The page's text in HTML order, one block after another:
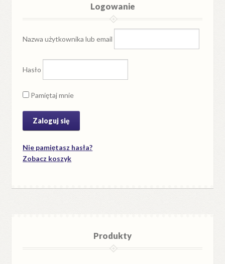
Logowanie
Nazwa użytkownika lub email
Hasło
Pamiętaj mnie
Nie pamiętasz hasła?
Zobacz koszyk
Produkty